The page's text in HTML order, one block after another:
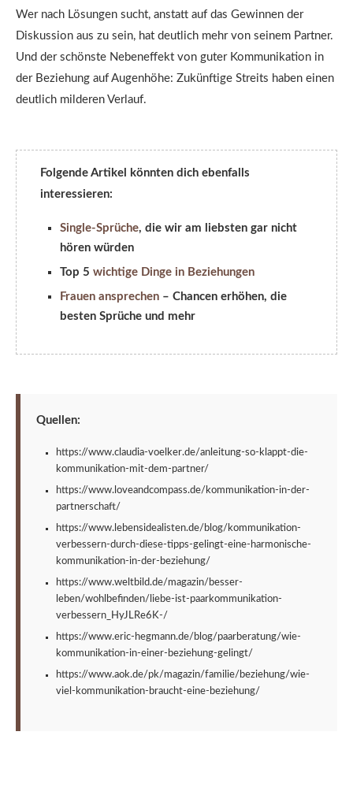
Wer nach Lösungen sucht, anstatt auf das Gewinnen der
Diskussion aus zu sein, hat deutlich mehr von seinem Partner.
Und der schönste Nebeneffekt von guter Kommunikation in
der Beziehung auf Augenhöhe: Zukünftige Streits haben einen
deutlich milderen Verlauf.
Folgende Artikel könnten dich ebenfalls
interessieren:
Single-Sprüche, die wir am liebsten gar nicht
hören würden
Top 5 wichtige Dinge in Beziehungen
Frauen ansprechen – Chancen erhöhen, die
besten Sprüche und mehr
Quellen:
https://www.claudia-voelker.de/anleitung-so-klappt-die-
kommunikation-mit-dem-partner/
https://www.loveandcompass.de/kommunikation-in-der-
partnerschaft/
https://www.lebensidealisten.de/blog/kommunikation-
verbessern-durch-diese-tipps-gelingt-eine-harmonische-
kommunikation-in-der-beziehung/
https://www.weltbild.de/magazin/besser-
leben/wohlbefinden/liebe-ist-paarkommunikation-
verbessern_HyJLRe6K-/
https://www.eric-hegmann.de/blog/paarberatung/wie-
kommunikation-in-einer-beziehung-gelingt/
https://www.aok.de/pk/magazin/familie/beziehung/wie-
viel-kommunikation-braucht-eine-beziehung/